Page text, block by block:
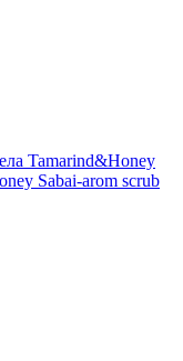
Tamarind&Honey
Sabai-arom scrub